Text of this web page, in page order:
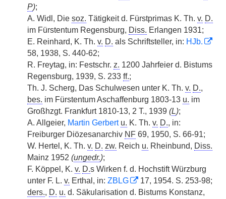
P);
A. Widl, Die soz. Tätigkeit d. Fürstprimas K. Th. v. D.
im Fürstentum Regensburg, Diss. Erlangen 1931;
E. Reinhard, K. Th. v. D. als Schriftsteller, in: HJb.
58, 1938, S. 440-62;
R. Freytag, in: Festschr. z. 1200 Jahrfeier d. Bistums
Regensburg, 1939, S. 233 ff.;
Th. J. Scherg, Das Schulwesen unter K. Th. v. D.,
bes. im Fürstentum Aschaffenburg 1803-13 u. im
Großhzgt. Frankfurt 1810-13, 2 T., 1939 (L);
A. Allgeier, Martin Gerbert u. K. Th. v. D., in:
Freiburger Diözesanarchiv NF 69, 1950, S. 66-91;
W. Hertel, K. Th. v. D. zw. Reich u. Rheinbund, Diss.
Mainz 1952 (ungedr.);
F. Köppel, K. v. D.s Wirken f. d. Hochstift Würzburg
unter F. L. v. Erthal, in: ZBLG
17, 1954. S. 253-98;
ders., D. u. d. Säkularisation d. Bistums Konstanz,